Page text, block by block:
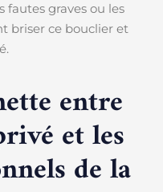
fautes graves ou les
briser ce bouclier et
entre
et les
de la